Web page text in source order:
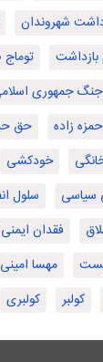
شهروندان
بازداشت
جنگ جمهوری
زاده حق
خودکشی
سیاسی سلول
فقدان ایمنی
مهسا امینی
کولبر کولبری